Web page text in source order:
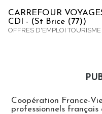
CARREFOUR
CDI - (St Brice (77))
OFFRES D'EMPLOI TOURISME
Coopération France-
professionnels français